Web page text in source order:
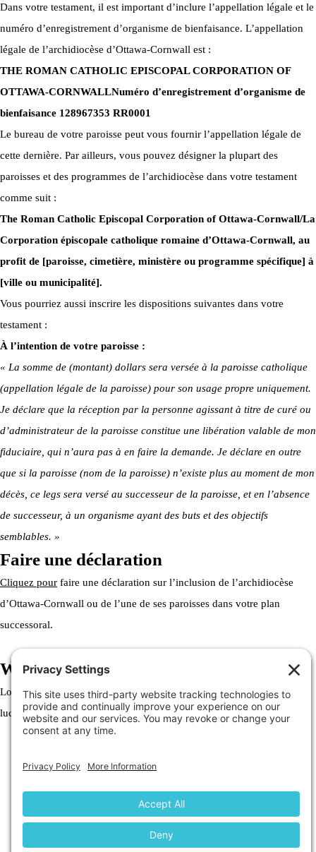
Dans votre testament, il est important d’inclure l’appellation légale et le
numéro d’enregistrement d’organisme de bienfaisance. L’appellation
légale de l’archidiocèse d’Ottawa-Cornwall est :
THE ROMAN CATHOLIC EPISCOPAL CORPORATION OF
OTTAWA-CORNWALLNuméro d’enregistrement d’organisme de
bienfaisance 128967353 RR0001
Le bureau de votre paroisse peut vous fournir l’appellation légale de
cette dernière. Par ailleurs, vous pouvez désigner la plupart des
paroisses et des programmes de l’archidiocèse dans votre testament
comme suit :
The Roman Catholic Episcopal Corporation of Ottawa-Cornwall/La
Corporation épiscopale catholique romaine d’Ottawa-Cornwall, au
profit de [paroisse, cimetière, ministère ou programme spécifique] à
[ville ou municipalité].
Vous pourriez aussi inscrire les dispositions suivantes dans votre
testament :
À l’intention de votre paroisse :
« La somme de (montant) dollars sera versée à la paroisse catholique
(appellation légale de la paroisse) pour son usage propre uniquement.
Je déclare que la réception par la personne agissant à titre de curé ou
d’administrateur de la paroisse constitue une libération valable de mon
fiduciaire, qui n’aura pas à en faire la demande. Je déclare en outre
que si la paroisse (nom de la paroisse) n’existe plus au moment de mon
décès, ce legs sera versé au successeur de la paroisse, et en l’absence
de successeur, à un organisme ayant des buts et des objectifs
semblables. »
Faire une déclaration
Cliquez pour faire une déclaration sur l’inclusion de l’archidiocèse
d’Ottawa-Cornwall ou de l’une de ses paroisses dans votre plan
successoral.
Welcome to the Archdiocese
Lorem ipsum dolor sit amet, consectetur adipiscing elit. Ut elit tellus,
luctus nec ullamcorper mattis, pulvinar dapibus leo.